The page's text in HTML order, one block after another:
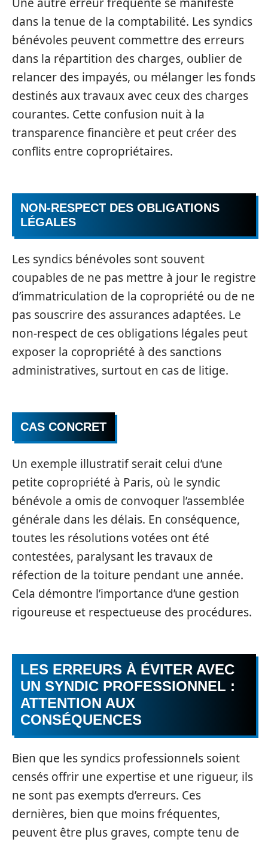
dans la tenue de la comptabilité. Les syndics
bénévoles peuvent commettre des erreurs
dans la répartition des charges, oublier de
relancer des impayés, ou mélanger les fonds
destinés aux travaux avec ceux des charges
courantes. Cette confusion nuit à la
transparence financière et peut créer des
conflits entre copropriétaires.
NON-RESPECT DES OBLIGATIONS
LÉGALES
Les syndics bénévoles sont souvent
coupables de ne pas mettre à jour le registre
d’immatriculation de la copropriété ou de ne
pas souscrire des assurances adaptées. Le
non-respect de ces obligations légales peut
exposer la copropriété à des sanctions
administratives, surtout en cas de litige.
CAS CONCRET
Un exemple illustratif serait celui d’une
petite copropriété à Paris, où le syndic
bénévole a omis de convoquer l’assemblée
générale dans les délais. En conséquence,
toutes les résolutions votées ont été
contestées, paralysant les travaux de
réfection de la toiture pendant une année.
Cela démontre l’importance d’une gestion
rigoureuse et respectueuse des procédures.
LES ERREURS À ÉVITER AVEC
UN SYNDIC PROFESSIONNEL :
ATTENTION AUX
CONSÉQUENCES
Bien que les syndics professionnels soient
censés offrir une expertise et une rigueur, ils
ne sont pas exempts d’erreurs. Ces
dernières, bien que moins fréquentes,
peuvent être plus graves, compte tenu de